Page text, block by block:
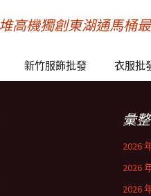
高機獨創東湖通馬桶
新竹服飾批發 衣服批
彙整
2026
2026
2026